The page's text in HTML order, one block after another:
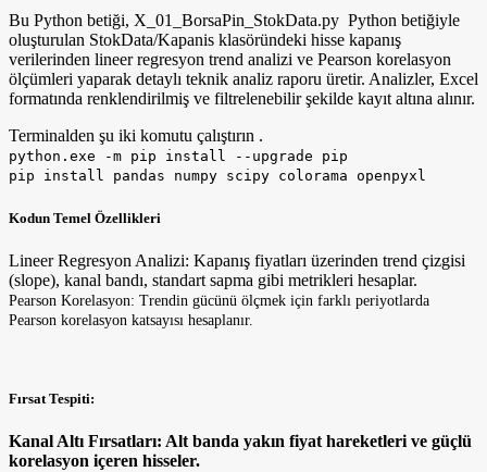
Bu Python betiği, X_01_BorsaPin_StokData.py Python betiğiyle
oluşturulan StokData/Kapanis klasöründeki hisse kapanış
verilerinden lineer regresyon trend analizi ve Pearson korelasyon
ölçümleri yaparak detaylı teknik analiz raporu üretir. Analizler, Excel
formatında renklendirilmiş ve filtrelenebilir şekilde kayıt altına alınır.
Terminalden şu iki komutu çalıştırın .
python.exe -m pip install --upgrade pip
pip install pandas numpy scipy colorama openpyxl
Kodun Temel Özellikleri
Lineer Regresyon Analizi: Kapanış fiyatları üzerinden trend çizgisi
(slope), kanal bandı, standart sapma gibi metrikleri hesaplar.
Pearson Korelasyon: Trendin gücünü ölçmek için farklı periyotlarda
Pearson korelasyon katsayısı hesaplanır.
Fırsat Tespiti:
Kanal Altı Fırsatları: Alt banda yakın fiyat hareketleri ve güçlü
korelasyon içeren hisseler.